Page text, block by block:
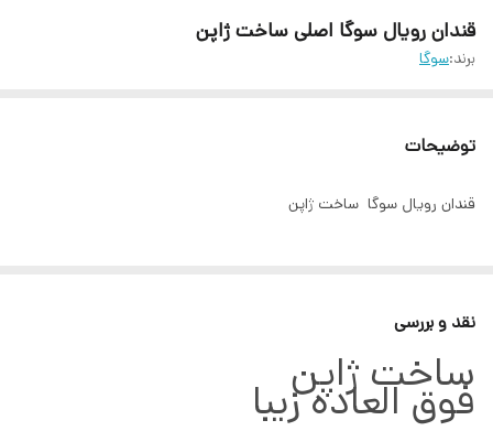
قندان رویال سوگا اصلی ساخت ژاپن
برند:سوگا
توضیحات
قندان رویال سوگا ساخت ژاپن
نقد و بررسی
ساخت ژاپن
فوق العاده زیبا